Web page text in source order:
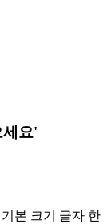
세요'
기본 크기 글자 한